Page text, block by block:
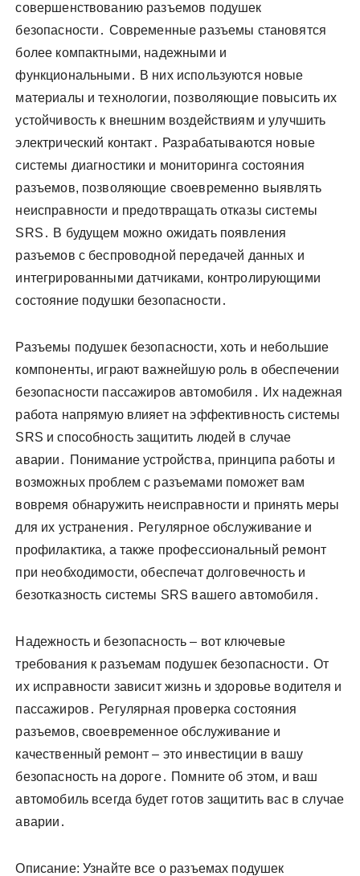
совершенствованию разъемов подушек
безопасности․ Современные разъемы становятся
более компактными, надежными и
функциональными․ В них используются новые
материалы и технологии, позволяющие повысить их
устойчивость к внешним воздействиям и улучшить
электрический контакт․ Разрабатываются новые
системы диагностики и мониторинга состояния
разъемов, позволяющие своевременно выявлять
неисправности и предотвращать отказы системы
SRS․ В будущем можно ожидать появления
разъемов с беспроводной передачей данных и
интегрированными датчиками, контролирующими
состояние подушки безопасности․
Разъемы подушек безопасности, хоть и небольшие
компоненты, играют важнейшую роль в обеспечении
безопасности пассажиров автомобиля․ Их надежная
работа напрямую влияет на эффективность системы
SRS и способность защитить людей в случае
аварии․ Понимание устройства, принципа работы и
возможных проблем с разъемами поможет вам
вовремя обнаружить неисправности и принять меры
для их устранения․ Регулярное обслуживание и
профилактика, а также профессиональный ремонт
при необходимости, обеспечат долговечность и
безотказность системы SRS вашего автомобиля․
Надежность и безопасность – вот ключевые
требования к разъемам подушек безопасности․ От
их исправности зависит жизнь и здоровье водителя и
пассажиров․ Регулярная проверка состояния
разъемов, своевременное обслуживание и
качественный ремонт – это инвестиции в вашу
безопасность на дороге․ Помните об этом, и ваш
автомобиль всегда будет готов защитить вас в случае
аварии․
Описание: Узнайте все о разъемах подушек